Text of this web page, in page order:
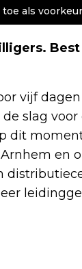
toe als
Best
vijf
slag voor
dit
en